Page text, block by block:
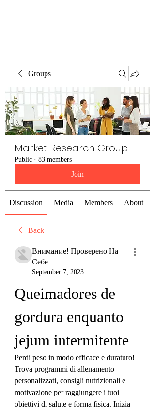
Groups
Market Research Group
Public · 83 members
Join
Discussion Media Members About
Back
Внимание! Проверено На
Себе
September 7, 2023
Queimadores de
gordura enquanto
jejum intermitente
Perdi peso in modo efficace e duraturo!
Trova programmi di allenamento
personalizzati, consigli nutrizionali e
motivazione per raggiungere i tuoi
obiettivi di salute e forma fisica. Inizia